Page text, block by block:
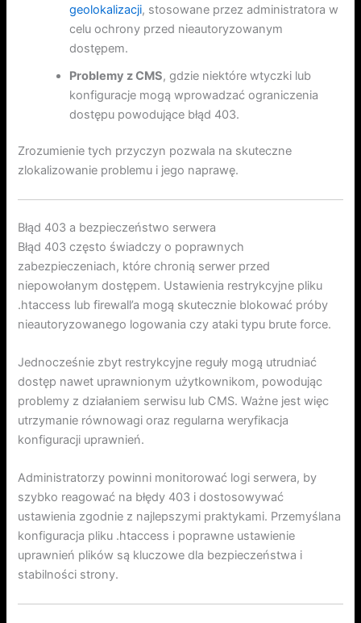
geolokalizacji, stosowane przez administratora w
celu ochrony przed nieautoryzowanym
dostępem.
Problemy z CMS, gdzie niektóre wtyczki lub
konfiguracje mogą wprowadzać ograniczenia
dostępu powodujące błąd 403.
Zrozumienie tych przyczyn pozwala na skuteczne
zlokalizowanie problemu i jego naprawę.
Błąd 403 a bezpieczeństwo serwera
Błąd 403 często świadczy o poprawnych
zabezpieczeniach, które chronią serwer przed
niepowołanym dostępem. Ustawienia restrykcyjne pliku
.htaccess lub firewall’a mogą skutecznie blokować próby
nieautoryzowanego logowania czy ataki typu brute force.
Jednocześnie zbyt restrykcyjne reguły mogą utrudniać
dostęp nawet uprawnionym użytkownikom, powodując
problemy z działaniem serwisu lub CMS. Ważne jest więc
utrzymanie równowagi oraz regularna weryfikacja
konfiguracji uprawnień.
Administratorzy powinni monitorować logi serwera, by
szybko reagować na błędy 403 i dostosowywać
ustawienia zgodnie z najlepszymi praktykami. Przemyślana
konfiguracja pliku .htaccess i poprawne ustawienie
uprawnień plików są kluczowe dla bezpieczeństwa i
stabilności strony.